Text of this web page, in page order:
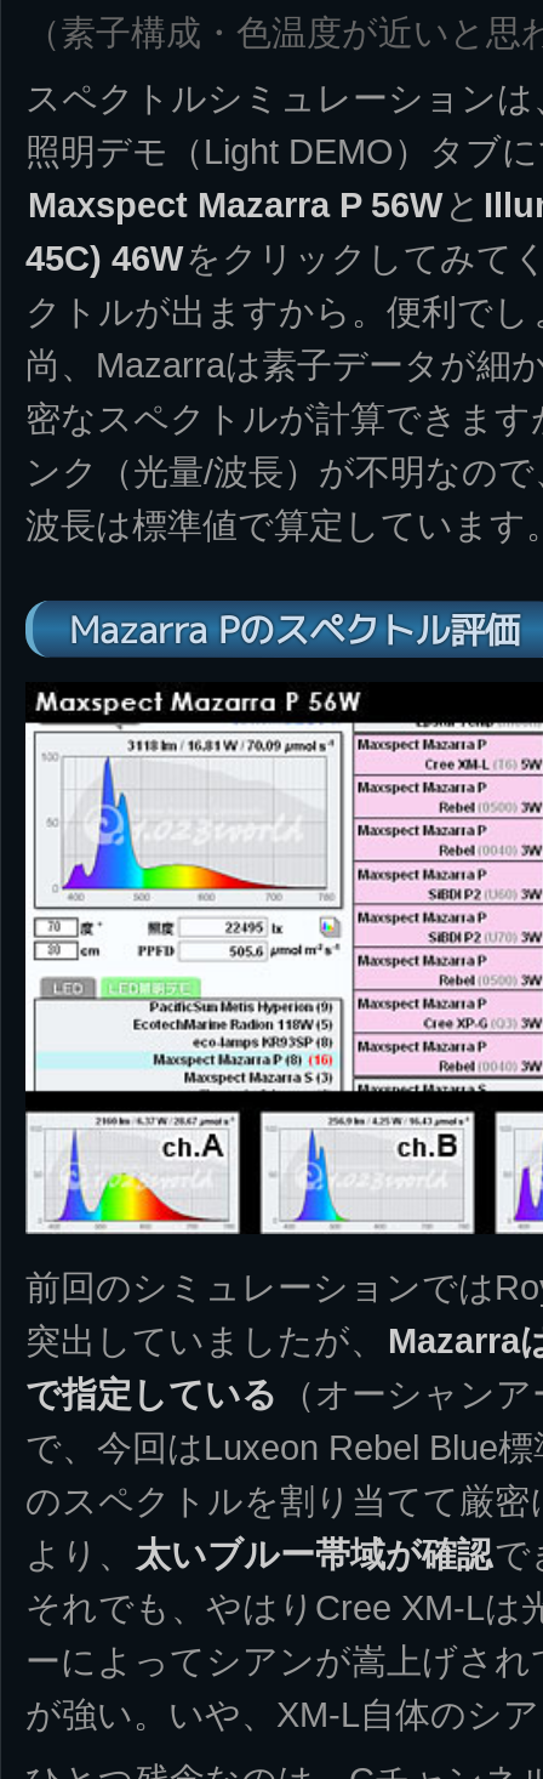
（素子構成・色温度が近いと思
スペクトルシミュレーションは
照明デモ（Light DEMO）タブ
Maxspect Mazarra P 56W と
45C) 46Wをクリックしてみて
クトルが出ますから。便利でし
尚、Mazarraは素子データが細
密なスペクトルが計算できま
ンク（光量/波長）が不明なの
波長は標準値で算定しています
Mazarra Pのスペクトル評価
前回のシミュレーションでは
突出していましたが、
Mazarra
で指定している
（オーシャン
で、今回はLuxeon Rebel Blue
のスペクトルを割り当てて厳
より、 太いブルー帯域が確認で
それでも、やはりCree XM-Lは
ーによってシアンが嵩上げさ
が強い。いや、XM-L自体のシ